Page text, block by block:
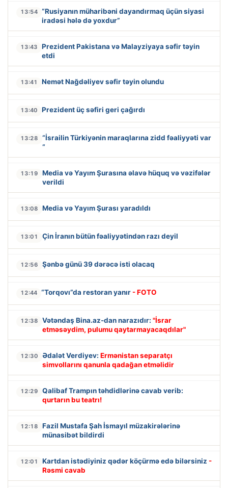
13:54 “Rusiyanın müharibəni dayandırmaq üçün siyasi
iradəsi hələ də yoxdur”
13:43
Prezident Pakistana və Malayziyaya səfir təyin
etdi
13:41 Nemət Nağdəliyev səfir təyin olundu
13:40 Prezident üç səfiri geri çağırdı
13:28
“İsrailin Türkiyənin maraqlarına zidd fəaliyyəti var
“
13:19
Media və Yayım Şurasına əlavə hüquq və vəzifələr
verildi
13:08 Media və Yayım Şurası yaradıldı
13:01 Çin İranın bütün fəaliyyətindən razı deyil
12:56 Şənbə günü 39 dərəcə isti olacaq
12:44 “Torqovı”da restoran yanır - FOTO
12:38 Vətəndaş Bina.az-dan narazıdır: "İsrar
etməsəydim, pulumu qaytarmayacaqdılar"
12:30 Ədalət Verdiyev: Ermənistan separatçı
simvollarını qanunla qadağan etməlidir
12:29
Qalibaf Trampın təhdidlərinə cavab verib:
qurtarın bu teatrı!
12:18
Fazil Mustafa Şah İsmayıl müzakirələrinə
münasibət bildirdi
12:01 Kartdan istədiyiniz qədər köçürmə edə bilərsiniz -
Rəsmi cavab